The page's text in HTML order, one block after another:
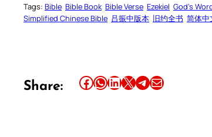
Tags: Bible Bible Book Bible Verse Ezekiel God’s
Simplified Chinese Bible 吕振中版本 旧约全书 简体中
Share: Share this article on Facebook Share this article on WhatsApp Share this article on LinkedIn Share this article on X Share this article on TelegramEmail this Article